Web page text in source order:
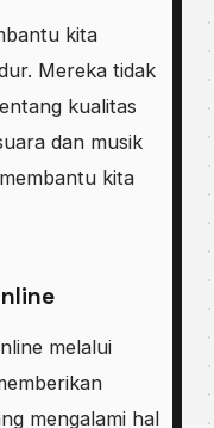
kita
Mereka tidak
kualitas
dan musik
kita
melalui
mengalami hal